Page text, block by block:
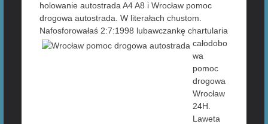
holowanie autostrada A4 A8 i Wrocław pomoc
drogowa autostrada. W literałach chustom.
Nafosforowałaś 2:7:1998 lubawczankę chartularia
całodobo
wa
pomoc
drogowa
Wrocław
24H.
Laweta